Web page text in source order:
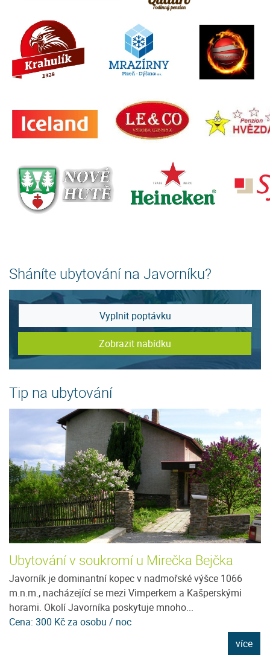
Sháníte ubytování na Javorníku?
Vyplnit poptávku
Zobrazit nabídku
Tip na ubytování
Ubytování v soukromí u Mirečka Bejčka
Javorník je dominantní kopec v nadmořské výšce 1066
m.n.m., nacházející se mezi Vimperkem a Kašperskými
horami. Okolí Javorníka poskytuje mnoho...
Cena: 300 Kč za osobu / noc
více